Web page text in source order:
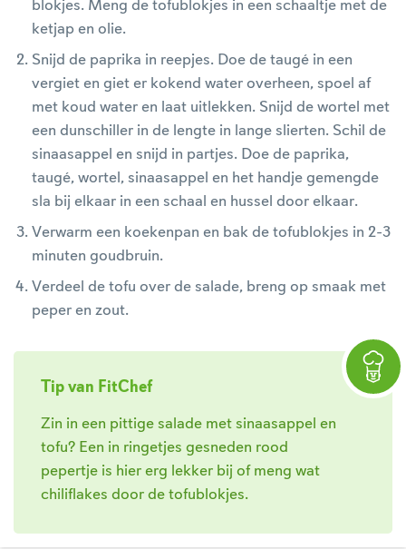
blokjes. Meng de tofublokjes in een schaaltje met de
ketjap en olie.
Snijd de paprika in reepjes. Doe de taugé in een
vergiet en giet er kokend water overheen, spoel af
met koud water en laat uitlekken. Snijd de wortel met
een dunschiller in de lengte in lange slierten. Schil de
sinaasappel en snijd in partjes. Doe de paprika,
taugé, wortel, sinaasappel en het handje gemengde
sla bij elkaar in een schaal en hussel door elkaar.
Verwarm een koekenpan en bak de tofublokjes in 2-3
minuten goudbruin.
Verdeel de tofu over de salade, breng op smaak met
peper en zout.
Tip van FitChef
Zin in een pittige salade met sinaasappel en
tofu? Een in ringetjes gesneden rood
pepertje is hier erg lekker bij of meng wat
chiliflakes door de tofublokjes.